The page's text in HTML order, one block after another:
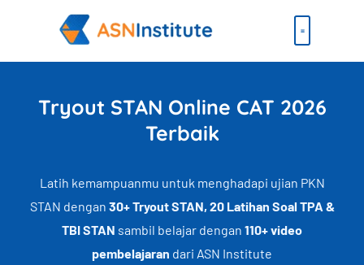
konten
Tryout STAN Online CAT 2026
Terbaik
Latih kemampuanmu untuk menghadapi ujian PKN
STAN dengan 30+ Tryout STAN, 20 Latihan Soal TPA &
TBI STAN sambil belajar dengan 110+ video
pembelajaran dari ASN Institute